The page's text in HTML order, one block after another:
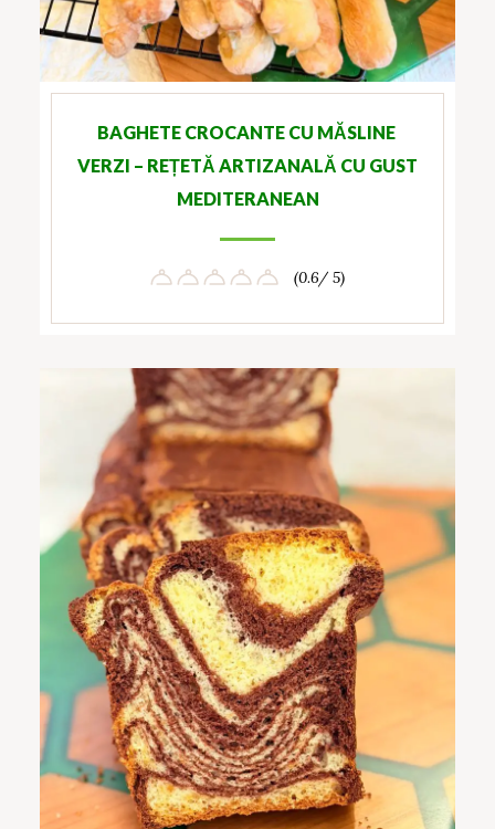
BAGHETE CROCANTE CU MĂSLINE
VERZI – REȚETĂ ARTIZANALĂ CU GUST
MEDITERANEAN
(0.6/ 5)